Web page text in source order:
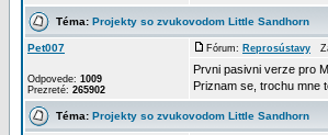
Téma: Projekty so zvukovodom Little Sandhorn
Pet007
Odpovede: 1009
Prezreté: 265902
Fórum: Reprosústavy
Prvni pasivni verze pro
Priznam se, trochu mne
Téma: Projekty so zvukovodom Little Sandhorn